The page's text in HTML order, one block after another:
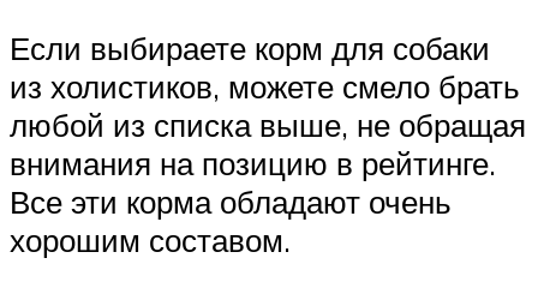
Если выбираете корм для собаки
из холистиков, можете смело брать
любой из списка выше, не обращая
внимания на позицию в рейтинге.
Все эти корма обладают очень
хорошим составом.